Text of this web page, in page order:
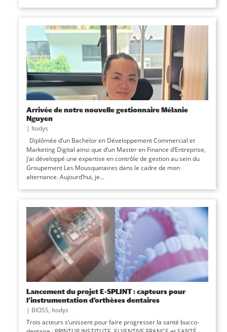
Arrivée de notre nouvelle gestionnaire Mélanie
Nguyen
| Itodys
Diplômée d’un Bachelor en Développement Commercial et
Marketing Digital ainsi que d’un Master en Finance d’Entreprise,
j’ai développé une expertise en contrôle de gestion au sein du
Groupement Les Mousquetaires dans le cadre de mon
alternance. Aujourd’hui, je...
Lancement du projet E-SPLINT : capteurs pour
l’instrumentation d’orthèses dentaires
| BIOSS, Itodys
Trois acteurs s’unissent pour faire progresser la santé bucco-